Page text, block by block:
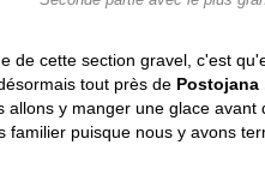
de cette section gravel, c'est
tout près de Postojana
allons y manger une glace
familier puisque nous y avons